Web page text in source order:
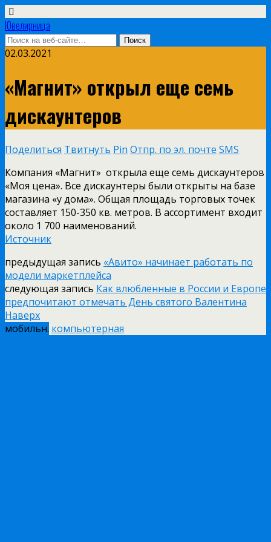
Ювелирница
02.03.2021
«Магнит» открыл еще семь
дискаунтеров
Поделиться Твитнуть Pin Отпр. по эл. почте SMS
Компания «Магнит» открыла еще семь дискаунтеров
«Моя цена». Все дискаунтеры были открыты на базе
магазина «у дома». Общая площадь торговых точек
составляет 150-350 кв. метров. В ассортимент входит
около 1 700 наименований.
Источник
предыдущая запись «Авито» начинает работать по
модели маркетплейса
следующая запись Как влюбленные в России и Европе
предпочитают отмечать День святого Валентина
Наверх
мобильн. компьютерная